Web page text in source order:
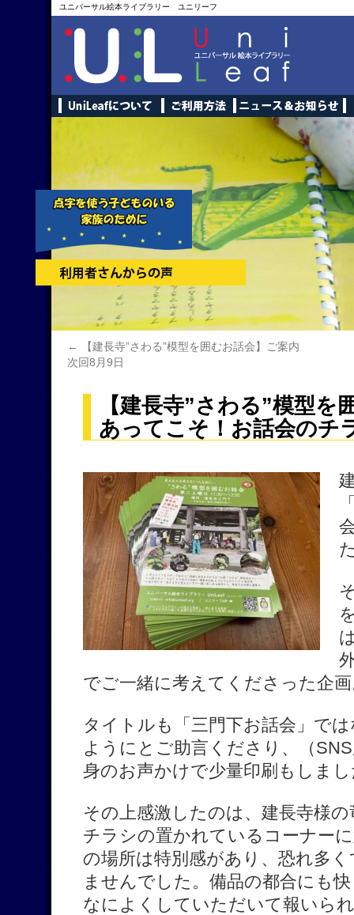
ユニバーサル絵本ライブラリー ユニリーフ
←
【建長寺”さわる”模型を囲むお話会】ご案内
次回8月9日
【建長寺”さわる”模型を
あってこそ！お話会のチ
でご一緒に考えてくださった企
タイトルも「三門下お話会」で
ようにとご助言くださり、（
身のお声かけで少量印刷もしま
その上感激したのは、建長寺様
チラシの置かれているコーナー
の場所は特別感があり、恐れ多
ませんでした。備品の都合にも
なによくしていただいて報いら